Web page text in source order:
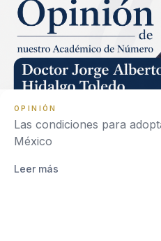
OPINIÓN
Las condiciones para
México
Leer más